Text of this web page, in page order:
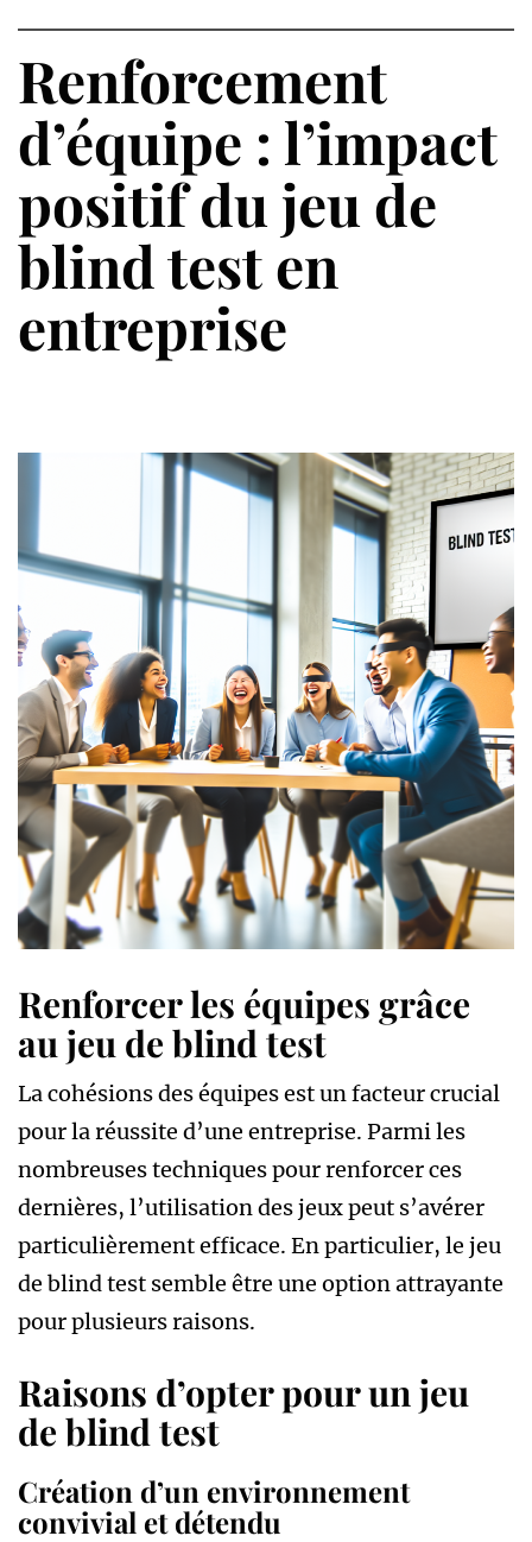
Renforcement
d’équipe : l’impact
positif du jeu de
blind test en
entreprise
Renforcer les équipes grâce
au jeu de blind test
La cohésions des équipes est un facteur crucial
pour la réussite d’une entreprise. Parmi les
nombreuses techniques pour renforcer ces
dernières, l’utilisation des jeux peut s’avérer
particulièrement efficace. En particulier, le jeu
de blind test semble être une option attrayante
pour plusieurs raisons.
Raisons d’opter pour un jeu
de blind test
Création d’un environnement
convivial et détendu